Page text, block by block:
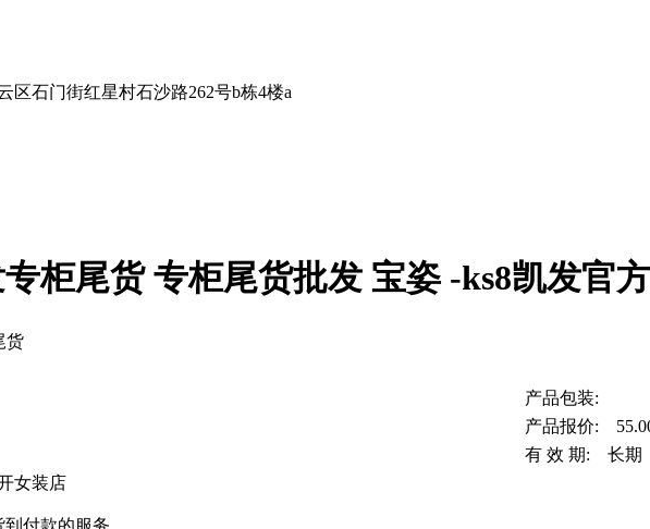
区石门街红星村石沙路262号b栋4楼a
柜尾货 专柜尾货批发 宝姿 -ks8凯发官
货
产品包装:
产品报价:
有 效 期: 长期
女装店